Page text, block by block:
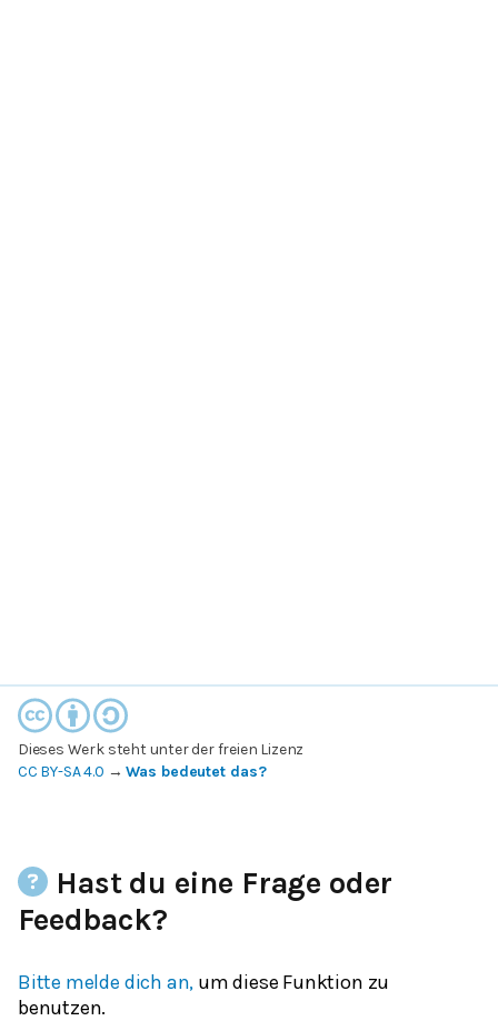
Dieses Werk steht unter der freien Lizenz
CC BY-SA 4.0 →Was bedeutet das?
Hast du eine Frage oder
Feedback?
Bitte melde dich an, um diese Funktion zu
benutzen.